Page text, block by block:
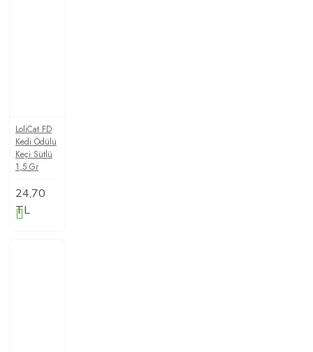
LoliCat FD
Kedi Ödülü
Keçi Sütlü
1,5 Gr
24,70
TL